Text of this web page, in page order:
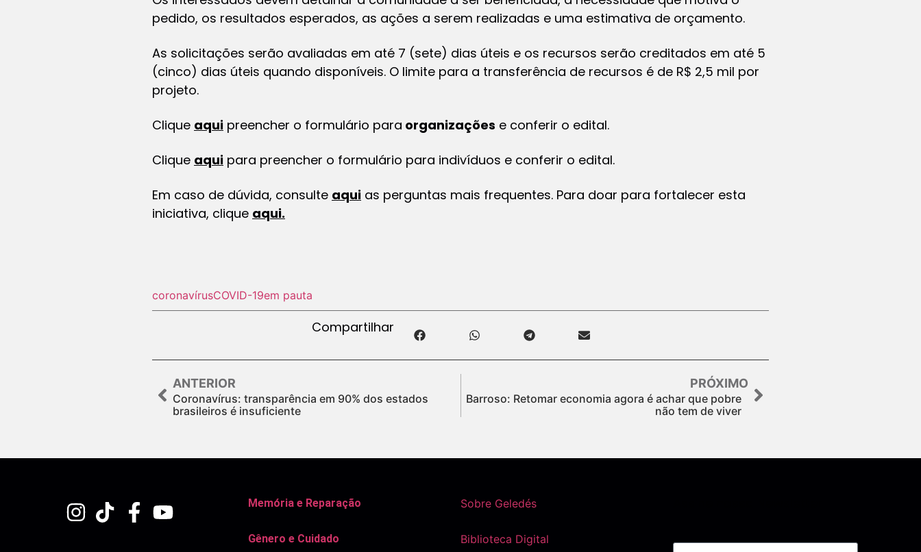
pedido, os resultados esperados, as ações a serem realizadas e uma estimativa de orçamento.
As solicitações serão avaliadas em até 7 (sete) dias úteis e os recursos serão creditados em até 5
(cinco) dias úteis quando disponíveis. O limite para a transferência de recursos é de R$ 2,5 mil por
projeto.
Clique aqui preencher o formulário para organizações e conferir o edital.
Clique aqui para preencher o formulário para indivíduos e conferir o edital.
Em caso de dúvida, consulte aqui as perguntas mais frequentes. Para doar para fortalecer esta
iniciativa, clique aqui.
coronavírusCOVID-19em pauta
Compartilhar
ANTERIOR
Coronavírus: transparência em 90% dos estados
brasileiros é insuficiente
PRÓXIMO
Barroso: Retomar economia agora é achar que pobre
não tem de viver
Memória e Reparação
Gênero e Cuidado
Sobre Geledés
Biblioteca Digital